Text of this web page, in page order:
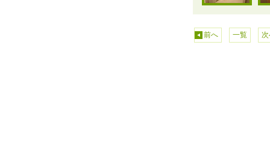
前へ 一覧